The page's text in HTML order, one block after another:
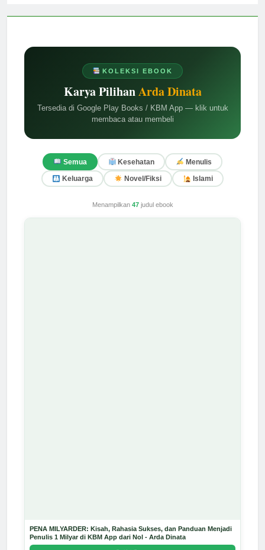
KOLEKSI EBOOK
Karya PilihanArda Dinata
Tersedia di Google Play Books / KBM App — klik untuk
membaca atau membeli
Semua Kesehatan Menulis
Keluarga Novel/Fiksi Islami
Menampilkan 47judul ebook
PENA MILYARDER: Kisah, Rahasia Sukses, dan Panduan Menjadi
Penulis 1 Milyar di KBM App dari Nol - Arda Dinata